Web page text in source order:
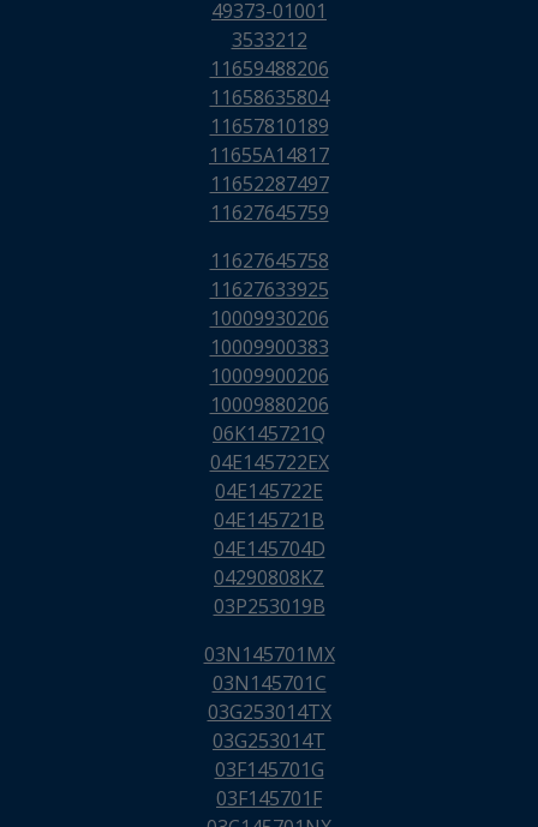
49373-01001
3533212
11659488206
11658635804
11657810189
11655A14817
11652287497
11627645759
11627645758
11627633925
10009930206
10009900383
10009900206
10009880206
06K145721Q
04E145722EX
04E145722E
04E145721B
04E145704D
04290808KZ
03P253019B
03N145701MX
03N145701C
03G253014TX
03G253014T
03F145701G
03F145701F